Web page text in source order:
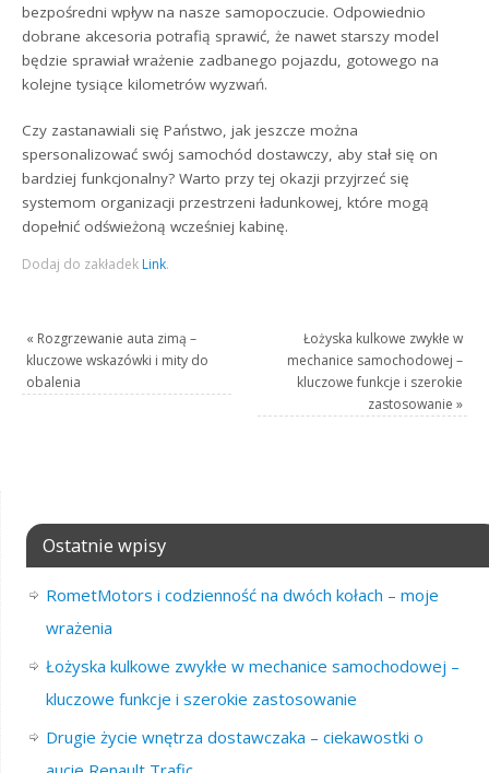
bezpośredni wpływ na nasze samopoczucie. Odpowiednio
dobrane akcesoria potrafią sprawić, że nawet starszy model
będzie sprawiał wrażenie zadbanego pojazdu, gotowego na
kolejne tysiące kilometrów wyzwań.
Czy zastanawiali się Państwo, jak jeszcze można
spersonalizować swój samochód dostawczy, aby stał się on
bardziej funkcjonalny? Warto przy tej okazji przyjrzeć się
systemom organizacji przestrzeni ładunkowej, które mogą
dopełnić odświeżoną wcześniej kabinę.
Dodaj do zakładek Link.
« Rozgrzewanie auta zimą –
kluczowe wskazówki i mity do
obalenia
Łożyska kulkowe zwykłe w
mechanice samochodowej –
kluczowe funkcje i szerokie
zastosowanie »
Ostatnie wpisy
RometMotors i codzienność na dwóch kołach – moje
wrażenia
Łożyska kulkowe zwykłe w mechanice samochodowej –
kluczowe funkcje i szerokie zastosowanie
Drugie życie wnętrza dostawczaka – ciekawostki o